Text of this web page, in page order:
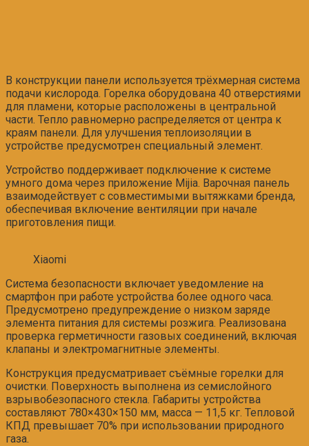
В конструкции панели используется трёхмерная система
подачи кислорода. Горелка оборудована 40 отверстиями
для пламени, которые расположены в центральной
части. Тепло равномерно распределяется от центра к
краям панели. Для улучшения теплоизоляции в
устройстве предусмотрен специальный элемент.
Устройство поддерживает подключение к системе
умного дома через приложение Mijia. Варочная панель
взаимодействует с совместимыми вытяжками бренда,
обеспечивая включение вентиляции при начале
приготовления пищи.
Xiaomi
Система безопасности включает уведомление на
смартфон при работе устройства более одного часа.
Предусмотрено предупреждение о низком заряде
элемента питания для системы розжига. Реализована
проверка герметичности газовых соединений, включая
клапаны и электромагнитные элементы.
Конструкция предусматривает съёмные горелки для
очистки. Поверхность выполнена из семислойного
взрывобезопасного стекла. Габариты устройства
составляют 780×430×150 мм, масса — 11,5 кг. Тепловой
КПД превышает 70% при использовании природного
газа.